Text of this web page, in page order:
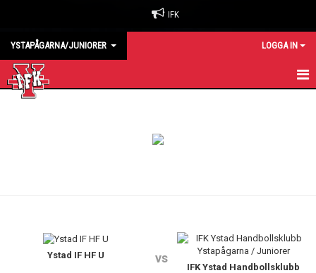
IFK
YSTAPÅGARNA/JUNIORER LOGGA IN
Ystad IF HF U vs
IFK Ystad Handbollsklubb